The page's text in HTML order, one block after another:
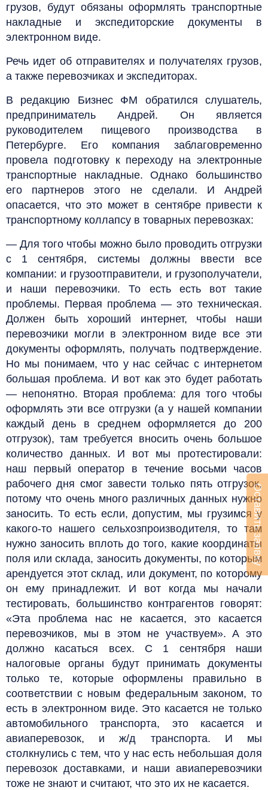
грузов, будут обязаны оформлять транспортные
накладные и экспедиторские документы в
электронном виде.
Речь идет об отправителях и получателях грузов,
а также перевозчиках и экспедиторах.
В редакцию Бизнес ФМ обратился слушатель,
предприниматель Андрей. Он является
руководителем пищевого производства в
Петербурге. Его компания заблаговременно
провела подготовку к переходу на электронные
транспортные накладные. Однако большинство
его партнеров этого не сделали. И Андрей
опасается, что это может в сентябре привести к
транспортному коллапсу в товарных перевозках:
— Для того чтобы можно было проводить отгрузки
с 1 сентября, системы должны ввести все
компании: и грузоотправители, и грузополучатели,
и наши перевозчики. То есть есть вот такие
проблемы. Первая проблема — это техническая.
Должен быть хороший интернет, чтобы наши
перевозчики могли в электронном виде все эти
документы оформлять, получать подтверждение.
Но мы понимаем, что у нас сейчас с интернетом
большая проблема. И вот как это будет работать
— непонятно. Вторая проблема: для того чтобы
оформлять эти все отгрузки (а у нашей компании
каждый день в среднем оформляется до 200
отгрузок), там требуется вносить очень большое
количество данных. И вот мы протестировали:
наш первый оператор в течение восьми часов
рабочего дня смог завести только пять отгрузок,
потому что очень много различных данных нужно
заносить. То есть если, допустим, мы грузимся у
какого-то нашего сельхозпроизводителя, то там
нужно заносить вплоть до того, какие координаты
поля или склада, заносить документы, по которым
арендуется этот склад, или документ, по которому
он ему принадлежит. И вот когда мы начали
тестировать, большинство контрагентов говорят:
«Эта проблема нас не касается, это касается
перевозчиков, мы в этом не участвуем». А это
должно касаться всех. С 1 сентября наши
налоговые органы будут принимать документы
только те, которые оформлены правильно в
соответствии с новым федеральным законом, то
есть в электронном виде. Это касается не только
автомобильного транспорта, это касается и
авиаперевозок, и ж/д транспорта. И мы
столкнулись с тем, что у нас есть небольшая доля
перевозок доставками, и наши авиаперевозчики
тоже не знают и считают, что это их не касается.
Оставить заявку